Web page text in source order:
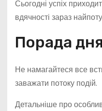
Сьогодні успіх
вдячності зараз
Порада дня
Не намагайтеся все
заважати потоку подій.
Детальніше про